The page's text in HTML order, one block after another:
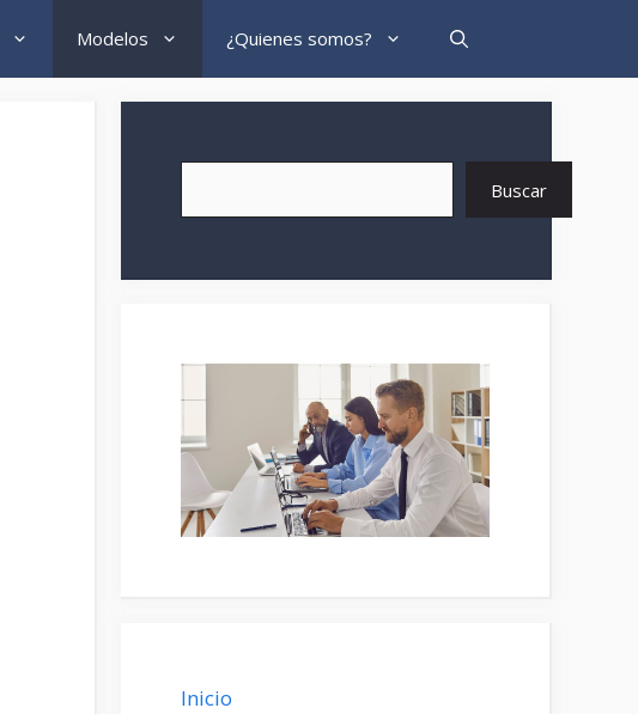
Modelos ¿Quienes somos?
Buscar
Inicio